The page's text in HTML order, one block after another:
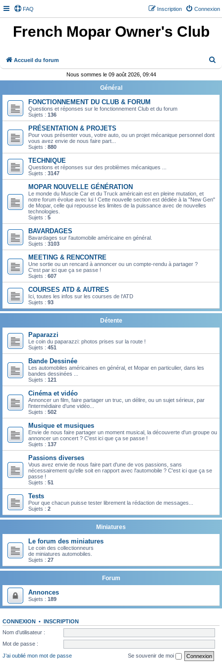
FAQ Connexion
Inscription
French Mopar Owner's Club
Accueil du forum
h
e
Nous sommes le 09 août 2026, 09:44
Général
FONCTIONNEMENT DU CLUB & FORUM
Questions et réponses sur le fonctionnement Club et du forum
Sujets : 136
PRÉSENTATION & PROJETS
Pour vous présenter vous, votre auto, ou un projet mécanique personnel dont
vous avez envie de nous faire part...
Sujets : 880
TECHNIQUE
Questions et réponses sur des problèmes mécaniques ...
Sujets : 3147
MOPAR NOUVELLE GÉNÉRATION
Le monde du Muscle Car et du Truck américain est en pleine mutation, et
notre forum évolue avec lui ! Cette nouvelle section est dédiée à la "New Gen"
de Mopar, celle qui repousse les limites de la puissance avec de nouvelles
technologies.
Sujets : 5
BAVARDAGES
Bavardages sur l'automobile américaine en général.
Sujets : 3103
MEETING & RENCONTRE
Une sortie ou un rencard à annoncer ou un compte-rendu à partager ?
C'est par ici que ça se passe !
Sujets : 607
COURSES ATD & AUTRES
Ici, toutes les infos sur les courses de l'ATD
Sujets : 93
Détente
Paparazzi
Le coin du paparazzi: photos prises sur la route !
Sujets : 451
Bande Dessinée
Les automobiles américaines en général, et Mopar en particulier, dans les
bandes dessinées ...
Sujets : 121
Cinéma et vidéo
Annoncer un film, faire partager un truc, un délire, ou un sujet sérieux, par
l'intermédiaire d'une vidéo...
Sujets : 502
Musique et musiques
Envie de nous faire partager un moment musical, la découverte d'un groupe ou
annoncer un concert ? C'est ici que ça se passe !
Sujets : 137
Passions diverses
Vous avez envie de nous faire part d'une de vos passions, sans
nécessairement qu'elle soit en rapport avec l'automobile ? C'est ici que ça se
passe !
Sujets : 51
Tests
Pour que chacun puisse tester librement la rédaction de messages...
Sujets : 2
Miniatures
Le forum des miniatures
Le coin des collectionneurs
de miniatures automobiles.
Sujets : 27
Forum
Annonces
Sujets : 189
CONNEXION • INSCRIPTION
Nom d’utilisateur :
Mot de passe :
J’ai oublié mon mot de passe
Se souvenir de moi